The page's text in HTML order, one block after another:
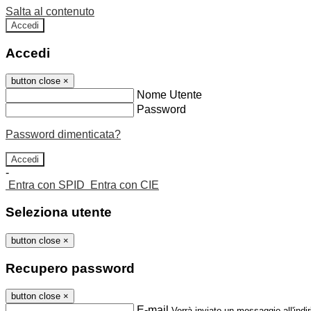
Salta al contenuto
Accedi
Accedi
button close ×
Nome Utente
Password
Password dimenticata?
-
Entra con SPID
Entra con CIE
Seleziona utente
button close ×
Recupero password
button close ×